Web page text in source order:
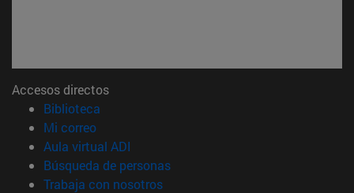
Accesos directos
Biblioteca
Mi correo(abre en nueva ventana)
Aula virtual ADI
Búsqueda de personas(abre en nueva ventana)
Trabaja con nosotros(abre en nueva ventana)